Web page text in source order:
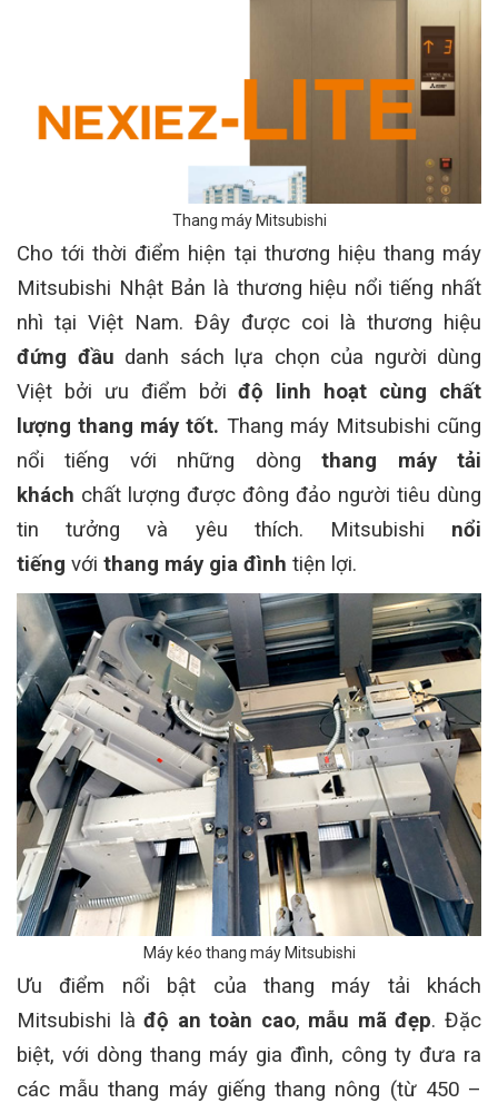
Thang máy Mitsubishi
Cho tới thời điểm hiện tại thương hiệu thang máy
Mitsubishi Nhật Bản là thương hiệu nổi tiếng nhất
nhì tại Việt Nam. Đây được coi là thương hiệu
đứng đầu danh sách lựa chọn của người dùng
Việt bởi ưu điểm bởiđộ linh hoạt cùng chất
lượng thang máy tốt. Thang máy Mitsubishi cũng
nổi tiếng với những dòngthang máy tải
khách chất lượng được đông đảo người tiêu dùng
tin tưởng và yêu thích. Mitsubishi nổi
tiếng với thang máy gia đình tiện lợi.
Máy kéo thang máy Mitsubishi
Ưu điểm nổi bật của thang máy tải khách
Mitsubishi làđộ an toàn cao, mẫu mã đẹp. Đặc
biệt, với dòng thang máy gia đình, công ty đưa ra
các mẫu thang máy giếng thang nông (từ 450 –